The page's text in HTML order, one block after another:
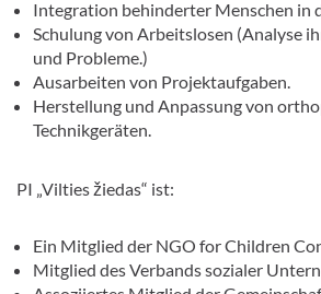
Integration behinderter Menschen in
Schulung von Arbeitslosen (Analyse
und Probleme.)
Ausarbeiten von Projektaufgaben.
Herstellung und Anpassung von
Technikgeräten.
PI „Vilties žiedas“ ist:
Ein Mitglied der NGO for Children
Mitglied des Verbands sozialer